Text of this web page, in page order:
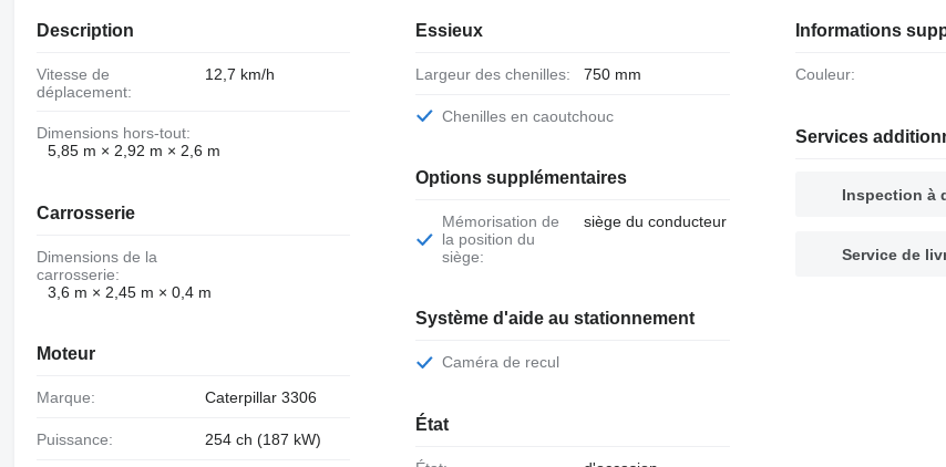
Description
Vitesse de
déplacement:
12,7 km/h
Dimensions hors-tout:
5,85 m × 2,92 m × 2,6 m
Carrosserie
Dimensions de la
carrosserie:
3,6 m × 2,45 m × 0,4 m
Moteur
Marque: Caterpillar 3306
Puissance: 254 ch (187 kW)
Essieux
Largeur des chenilles: 750 mm
Chenilles en caoutchouc
Options supplémentaires
Mémorisation de
la position du
siège:
siège du conducteur
Système d'aide au stationnement
Caméra de recul
État
Informations
Couleur:
Services
Inspection à
Service de